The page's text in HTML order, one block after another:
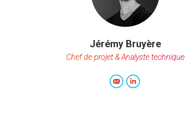
Jérémy Bruyère
Chef de projet & Analyste technique
E-
LinkedIn